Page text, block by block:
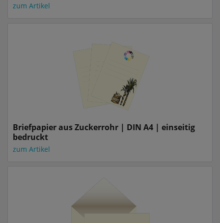
zum Artikel
Briefpapier aus Zuckerrohr | DIN A4 | einseitig
bedruckt
zum Artikel